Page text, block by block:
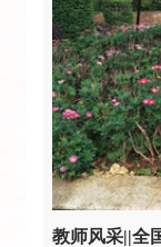
多个知名矿区，
教师风采||全